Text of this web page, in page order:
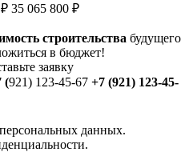
35 065 800 ₽
строительства будущего
в бюджет!
заявку
(921) 123-45-67 +7 (921) 123-45-
данных.